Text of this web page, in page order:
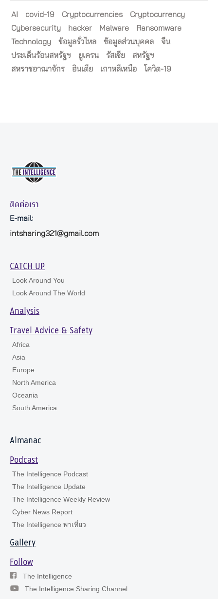
AI covid-19 Cryptocurrencies
Cryptocurrency
Cybersecurity
hacker Malware
Ransomware
Technology
ข้อมูลรั่วไหล ข้อมูลส่วนบุคคล
จีน
ประเด็นร้อนสหรัฐฯ
ยูเครน รัสเซีย
สหรัฐฯ
สหราชอาณาจักร
อินเดีย เกาหลีเหนือ โควิด-19
ติดต่อเรา
E-mail:
intsharing321@gmail.com
CATCH UP
Look Around You
Look Around The World
Analysis
Travel Advice & Safety
Africa
Asia
Europe
North America
Oceania
South America
Almanac
Podcast
The Intelligence Podcast
The Intelligence Update
The Intelligence Weekly Review
Cyber News Report
The Intelligence พาเที่ยว
Gallery
Follow
The Intelligence
The Intelligence Sharing Channel